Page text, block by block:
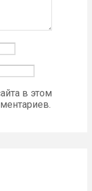
в этом